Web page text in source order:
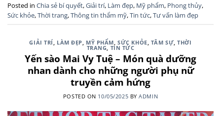
Posted in Chia sẻ bí quyết,Giải trí, Làm đẹp, Mỹ phẩm, Phong thủy,
Sức khỏe,Thời trang,Thông tin thẩm mỹ,Tin tức,Tư vấn làm đẹp
GIẢI TRÍ LÀM ĐẸP MỸ PHẨM ,SỨC KHỎE TÂM SỰ ,THỜI
TRANG TIN TỨC
Yến sào Mai Vy Tuệ – Món quà dưỡng
nhan dành cho những người phụ nữ
truyền cảm hứng
POSTED ON 10/05/2025 BYADMIN